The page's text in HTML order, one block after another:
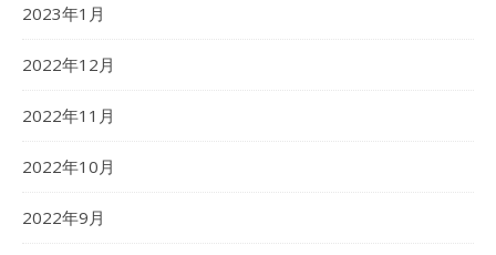
2023年1月
2022年12月
2022年11月
2022年10月
2022年9月